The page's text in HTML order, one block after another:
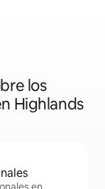
los
Highlands